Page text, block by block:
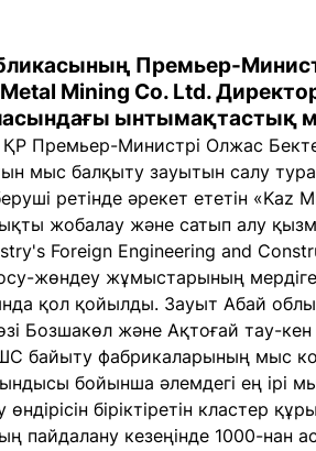
Премьер-
Mining Co. Ltd.
ынтымақтастық
ҚР Премьер-Министрі Олжас
мыс балқыту зауытын салу
ретінде әрекет ететін
жобалау және сатып алу
Foreign Engineering and
жөндеу жұмыстарының
қол қойылды. Зауыт Абай
Бозшакөл және Ақтоғай тау-кен
байыту фабрикаларының мыс
бойынша әлемдегі ең ірі мыс
біріктіретін кластер
пайдалану кезеңінде 1000-